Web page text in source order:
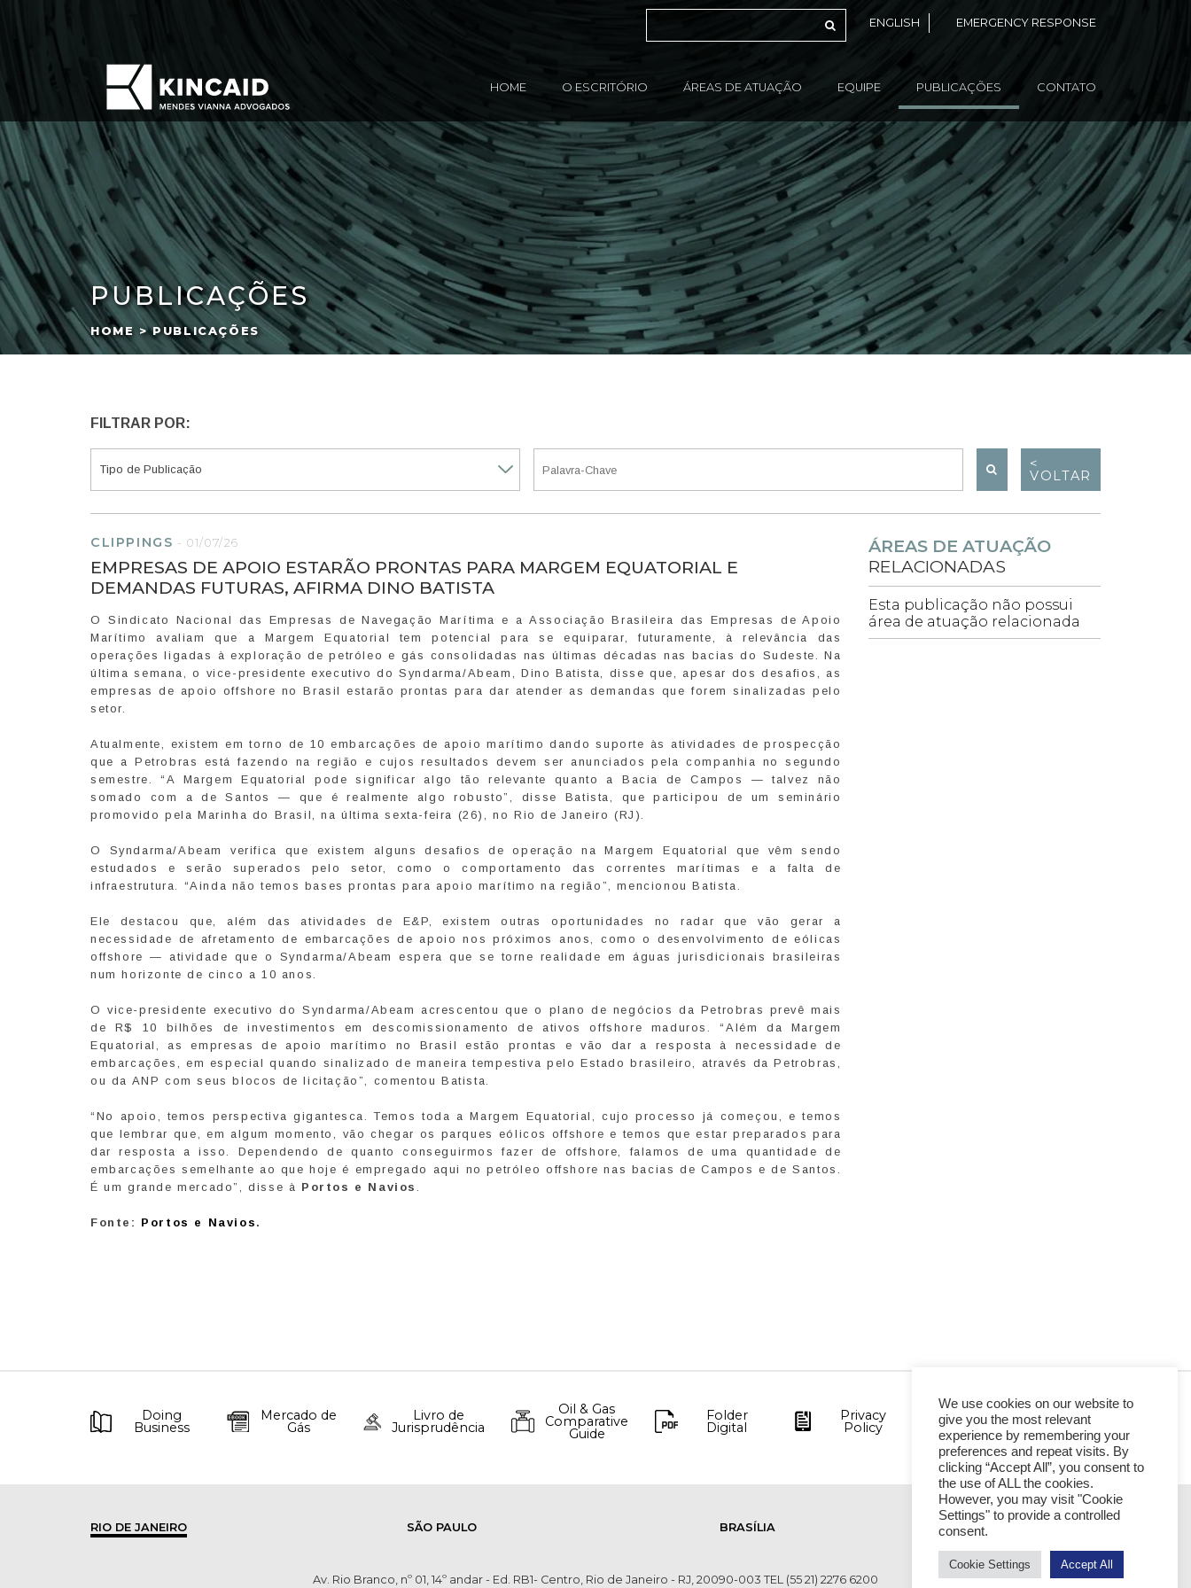
ENGLISH EMERGENCY RESPONSE
HOME O ESCRITÓRIO ÁREAS DE ATUAÇÃO EQUIPE PUBLICAÇÕES CONTATO
PUBLICAÇÕES
HOME > PUBLICAÇÕES
FILTRAR POR:
<
VOLTAR
CLIPPINGS -01/07/26
EMPRESAS DE APOIO ESTARÃO PRONTAS PARA MARGEM EQUATORIAL E
DEMANDAS FUTURAS, AFIRMA DINO BATISTA
O Sindicato Nacional das Empresas de Navegação Marítima e a Associação Brasileira das Empresas de Apoio
Marítimo avaliam que a Margem Equatorial tem potencial para se equiparar, futuramente, à relevância das
operações ligadas à exploração de petróleo e gás consolidadas nas últimas décadas nas bacias do Sudeste. Na
última semana, o vice-presidente executivo do Syndarma/Abeam, Dino Batista, disse que, apesar dos desafios, as
empresas de apoio offshore no Brasil estarão prontas para dar atender as demandas que forem sinalizadas pelo
setor.
Atualmente, existem em torno de 10 embarcações de apoio marítimo dando suporte às atividades de prospecção
que a Petrobras está fazendo na região e cujos resultados devem ser anunciados pela companhia no segundo
semestre. “A Margem Equatorial pode significar algo tão relevante quanto a Bacia de Campos — talvez não
somado com a de Santos — que é realmente algo robusto”, disse Batista, que participou de um seminário
promovido pela Marinha do Brasil, na última sexta-feira (26), no Rio de Janeiro (RJ).
O Syndarma/Abeam verifica que existem alguns desafios de operação na Margem Equatorial que vêm sendo
estudados e serão superados pelo setor, como o comportamento das correntes marítimas e a falta de
infraestrutura. “Ainda não temos bases prontas para apoio marítimo na região”, mencionou Batista.
Ele destacou que, além das atividades de E&P, existem outras oportunidades no radar que vão gerar a
necessidade de afretamento de embarcações de apoio nos próximos anos, como o desenvolvimento de eólicas
offshore — atividade que o Syndarma/Abeam espera que se torne realidade em águas jurisdicionais brasileiras
num horizonte de cinco a 10 anos.
O vice-presidente executivo do Syndarma/Abeam acrescentou que o plano de negócios da Petrobras prevê mais
de R$ 10 bilhões de investimentos em descomissionamento de ativos offshore maduros. “Além da Margem
Equatorial, as empresas de apoio marítimo no Brasil estão prontas e vão dar a resposta à necessidade de
embarcações, em especial quando sinalizado de maneira tempestiva pelo Estado brasileiro, através da Petrobras,
ou da ANP com seus blocos de licitação”, comentou Batista.
“No apoio, temos perspectiva gigantesca. Temos toda a Margem Equatorial, cujo processo já começou, e temos
que lembrar que, em algum momento, vão chegar os parques eólicos offshore e temos que estar preparados para
dar resposta a isso. Dependendo de quanto conseguirmos fazer de offshore, falamos de uma quantidade de
embarcações semelhante ao que hoje é empregado aqui no petróleo offshore nas bacias de Campos e de Santos.
É um grande mercado”, disse à Portos e Navios.
Fonte: Portos e Navios .
ÁREAS DE ATUAÇÃO
RELACIONADAS
Esta publicação não possui
área de atuação relacionada
Doing
Business
Mercado de
Gás
Livro de
Jurisprudência
Oil & Gas
Comparative
Guide
Folder
Digital
Privacy
Policy
RIO DE JANEIRO SÃO PAULO BRASÍLIA
Av. Rio Branco, nº 01, 14º andar - Ed. RB1- Centro, Rio de Janeiro - RJ, 20090-003 TEL (55 21) 2276 6200
We use cookies on our website to
give you the most relevant
experience by remembering your
preferences and repeat visits. By
clicking “Accept All”, you consent to
the use of ALL the cookies.
However, you may visit "Cookie
Settings" to provide a controlled
consent.
Cookie Settings Accept All